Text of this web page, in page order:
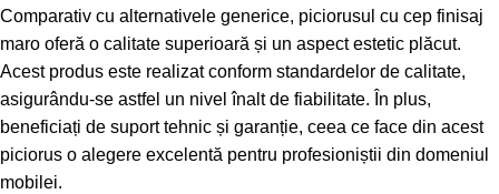
Comparativ cu alternativele generice, piciorusul cu cep finisaj
maro oferă o calitate superioară și un aspect estetic plăcut.
Acest produs este realizat conform standardelor de calitate,
asigurându-se astfel un nivel înalt de fiabilitate. În plus,
beneficiați de suport tehnic și garanție, ceea ce face din acest
piciorus o alegere excelentă pentru profesioniștii din domeniul
mobilei.